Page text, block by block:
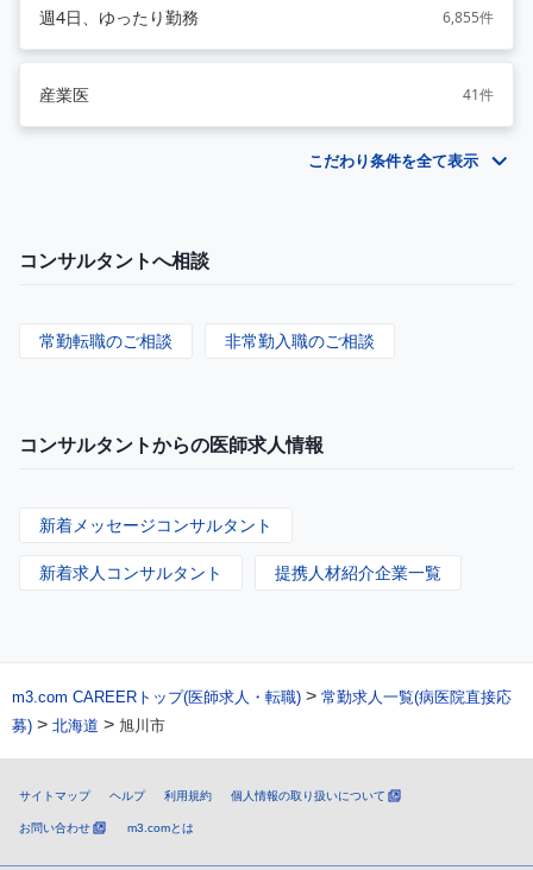
週4日、ゆったり勤務 6,855件
産業医 41件
こだわり条件を全て表示
コンサルタントへ相談
常勤転職のご相談 非常勤入職のご相談
コンサルタントからの医師求人情報
新着メッセージコンサルタント
新着求人コンサルタント 提携人材紹介企業一覧
m3.com CAREERトップ(医師求人・転職) > 常勤求人一覧(病医院直接応
募) > 北海道 > 旭川市
サイトマップ ヘルプ 利用規約 個人情報の取り扱いについて
お問い合わせ m3.comとは